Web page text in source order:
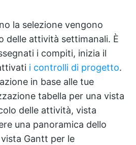
la selezione vengono
delle attività settimanali. È
i compiti, inizia il
i controlli di progetto.
in base alle tue
tabella per una vista
delle attività, vista
una panoramica dello
Gantt per le